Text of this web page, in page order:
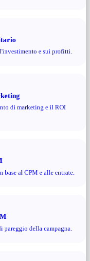
e sui profitti.
di marketing e il ROI
al CPM e alle entrate.
della campagna.